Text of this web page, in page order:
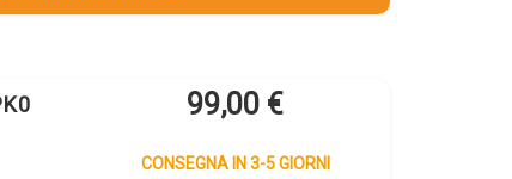
99,00 €
CONSEGNA IN 3-5 GIORNI